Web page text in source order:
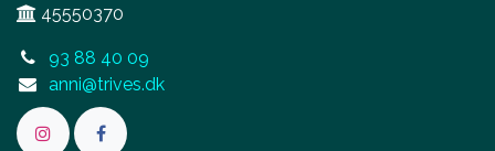
45550370
93 88 40 09
anni@trives.dk